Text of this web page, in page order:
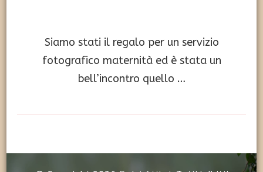
Siamo stati il regalo per un servizio
fotografico maternità ed è stata un
bell’incontro quello …